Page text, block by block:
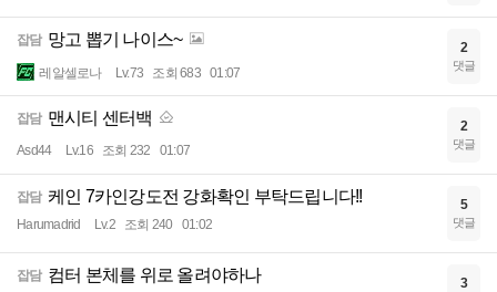
잡담 망고 뽑기 나이스~
레알셀로나 Lv.73 조회 683 01:07
2
댓글
잡담 맨시티 센터백
Asd44 Lv.16 조회 232 01:07
2
댓글
잡담 케인 7카인강도전 강화확인 부탁드립니다!!
Harumadrid Lv.2 조회 240 01:02
5
댓글
잡담 컴터 본체를 위로 올려야하나 3